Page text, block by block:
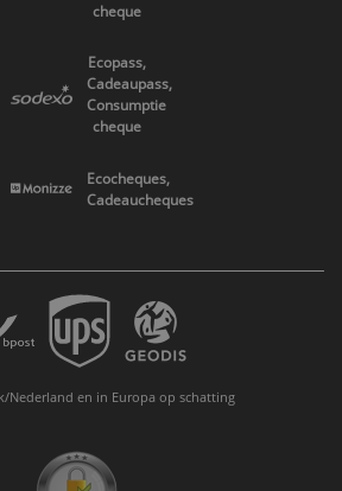
cheque
Ecopass,
Cadeaupass,
Consumptie
cheque
Ecocheques,
Cadeaucheques
Nederland en in Europa op schatting